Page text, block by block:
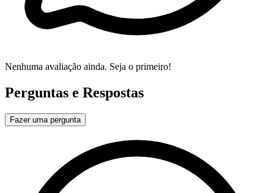
Nenhuma avaliação ainda. Seja o primeiro!
Perguntas e Respostas
Fazer uma pergunta